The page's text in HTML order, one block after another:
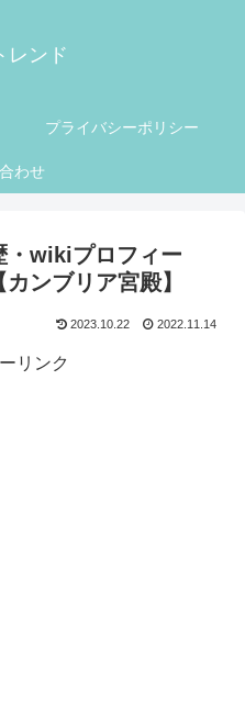
レンド
プライバシーポリシー
わせ
・wikiプロフィー
ンブリア宮殿】
2023.10.22 2022.11.14
リンク